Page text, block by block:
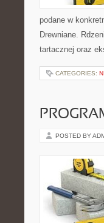
podane w
Drewniane.
tartacznej oraz
CATEGORIES:
POSTED BY